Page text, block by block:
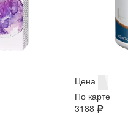
Цена
По карте
3188